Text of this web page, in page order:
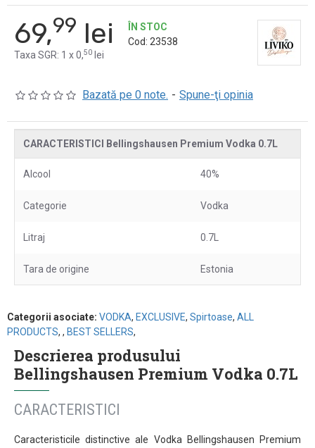
Bazată pe 0 note. - Spune-ţi opinia
69,99 lei
Taxa SGR: 1 x 0,50 lei
ÎN STOC
Cod: 23538
CARACTERISTICI Bellingshausen Premium Vodka 0.7L
Alcool 40%
Categorie Vodka
Litraj 0.7L
Tara de origine Estonia
Categorii asociate: VODKA, EXCLUSIVE, Spirtoase, ALL
PRODUCTS, , BEST SELLERS,
Descrierea produsului
Bellingshausen Premium Vodka 0.7L
CARACTERISTICI
Caracteristicile distinctive ale Vodka Bellingshausen Premium